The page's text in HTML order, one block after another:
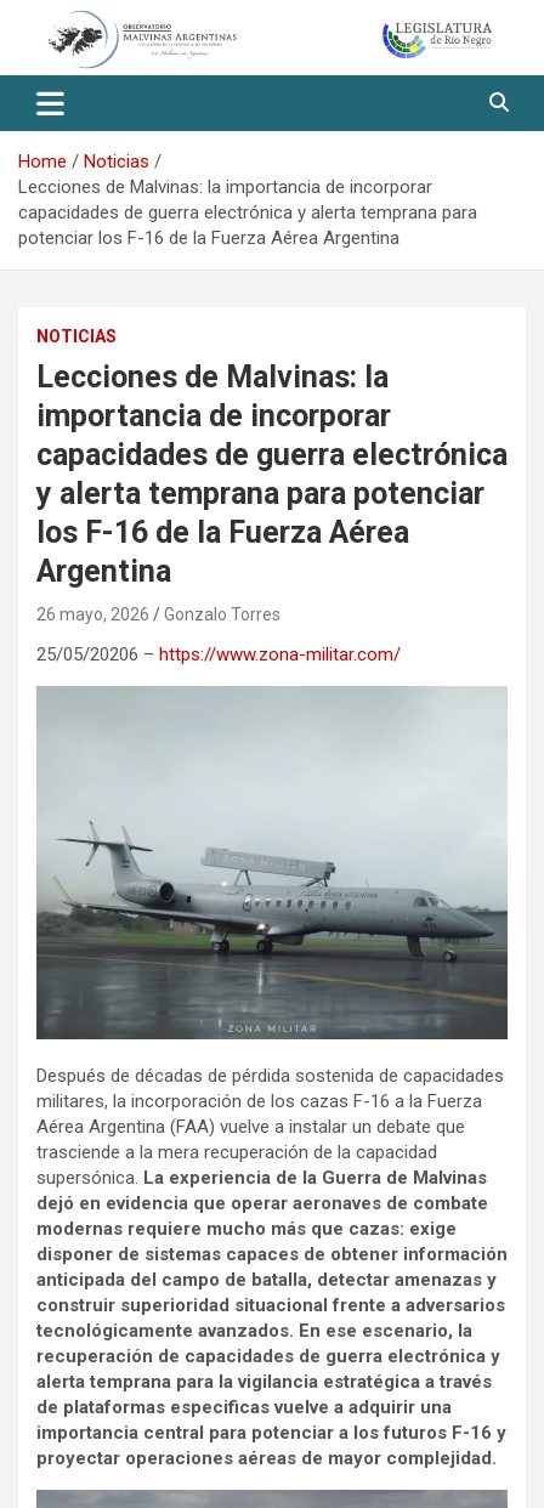
Observatorio Malvinas – Río
Negro
Home
Noticias
Lecciones de Malvinas: la importancia de incorporar
capacidades de guerra electrónica y alerta temprana para
potenciar los F-16 de la Fuerza Aérea Argentina
NOTICIAS
Lecciones de Malvinas: la
importancia de incorporar
capacidades de guerra electrónica
y alerta temprana para potenciar
los F-16 de la Fuerza Aérea
Argentina
26 mayo, 2026 Gonzalo Torres
25/05/20206 – https://www.zona-militar.com/
Después de décadas de pérdida sostenida de capacidades
militares, la incorporación de los cazas F-16 a la Fuerza
Aérea Argentina (FAA) vuelve a instalar un debate que
trasciende a la mera recuperación de la capacidad
supersónica. La experiencia de la Guerra de Malvinas
dejó en evidencia que operar aeronaves de combate
modernas requiere mucho más que cazas: exige
disponer de sistemas capaces de obtener información
anticipada del campo de batalla, detectar amenazas y
construir superioridad situacional frente a adversarios
tecnológicamente avanzados. En ese escenario, la
recuperación de capacidades de guerra electrónica y
alerta temprana para la vigilancia estratégica a través
de plataformas especificas vuelve a adquirir una
importancia central para potenciar a los futuros F-16 y
proyectar operaciones aéreas de mayor complejidad.